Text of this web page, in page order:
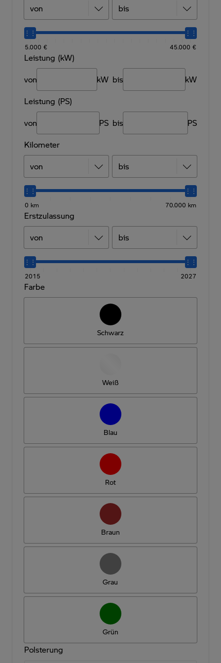
5.000 € 45.000 €
Leistung (kW)
von kW bis kW
Leistung (PS)
von PS bis PS
Kilometer
0 km 70.000 km
Erstzulassung
2015 2027
Farbe
Schwarz
Weiß
Blau
Rot
Braun
Grau
Grün
Polsterung